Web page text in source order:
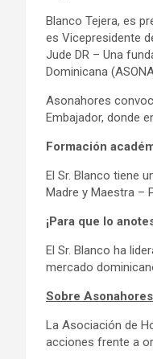
Blanco Tejera, es
es Vicepresidente
Jude DR – Una
Dominicana
Asonahores
Embajador, donde
Formación
El Sr. Blanco tiene
Madre y Maestra –
¡Para que lo
El Sr. Blanco ha
mercado
Sobre Asonahores
La Asociación de
acciones frente a